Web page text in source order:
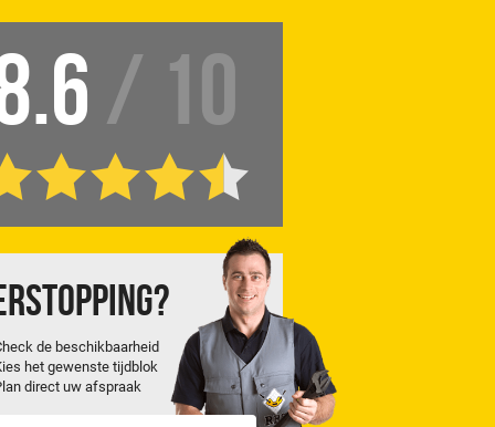
/ 10
de beschikbaarheid
het gewenste tijdblok
direct uw afspraak